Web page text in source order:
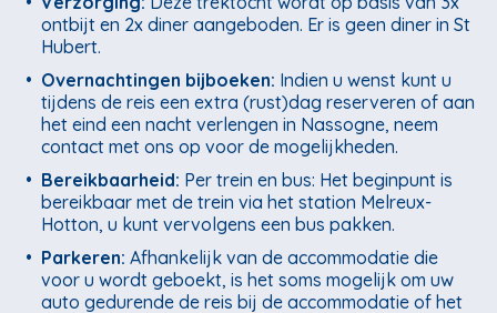
ontbijt en 2x diner aangeboden. Er is geen diner in St
Hubert.
• Overnachtingen bijboeken: Indien u wenst kunt u
tijdens de reis een extra (rust)dag reserveren of aan
het eind een nacht verlengen in Nassogne, neem
contact met ons op voor de mogelijkheden.
• Bereikbaarheid: Per trein en bus: Het beginpunt is
bereikbaar met de trein via het station Melreux-
Hotton, u kunt vervolgens een bus pakken.
• Parkeren: Afhankelijk van de accommodatie die
voor u wordt geboekt, is het soms mogelijk om uw
auto gedurende de reis bij de accommodatie of het